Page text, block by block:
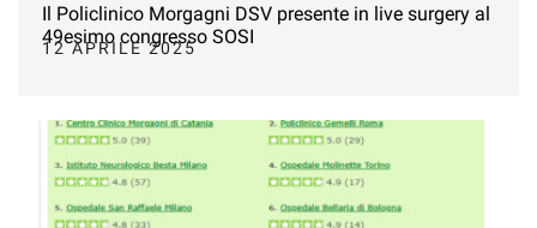
Il Policlinico Morgagni DSV presente in live surgery al
49esimo congresso SOSI
12 APRILE 2025